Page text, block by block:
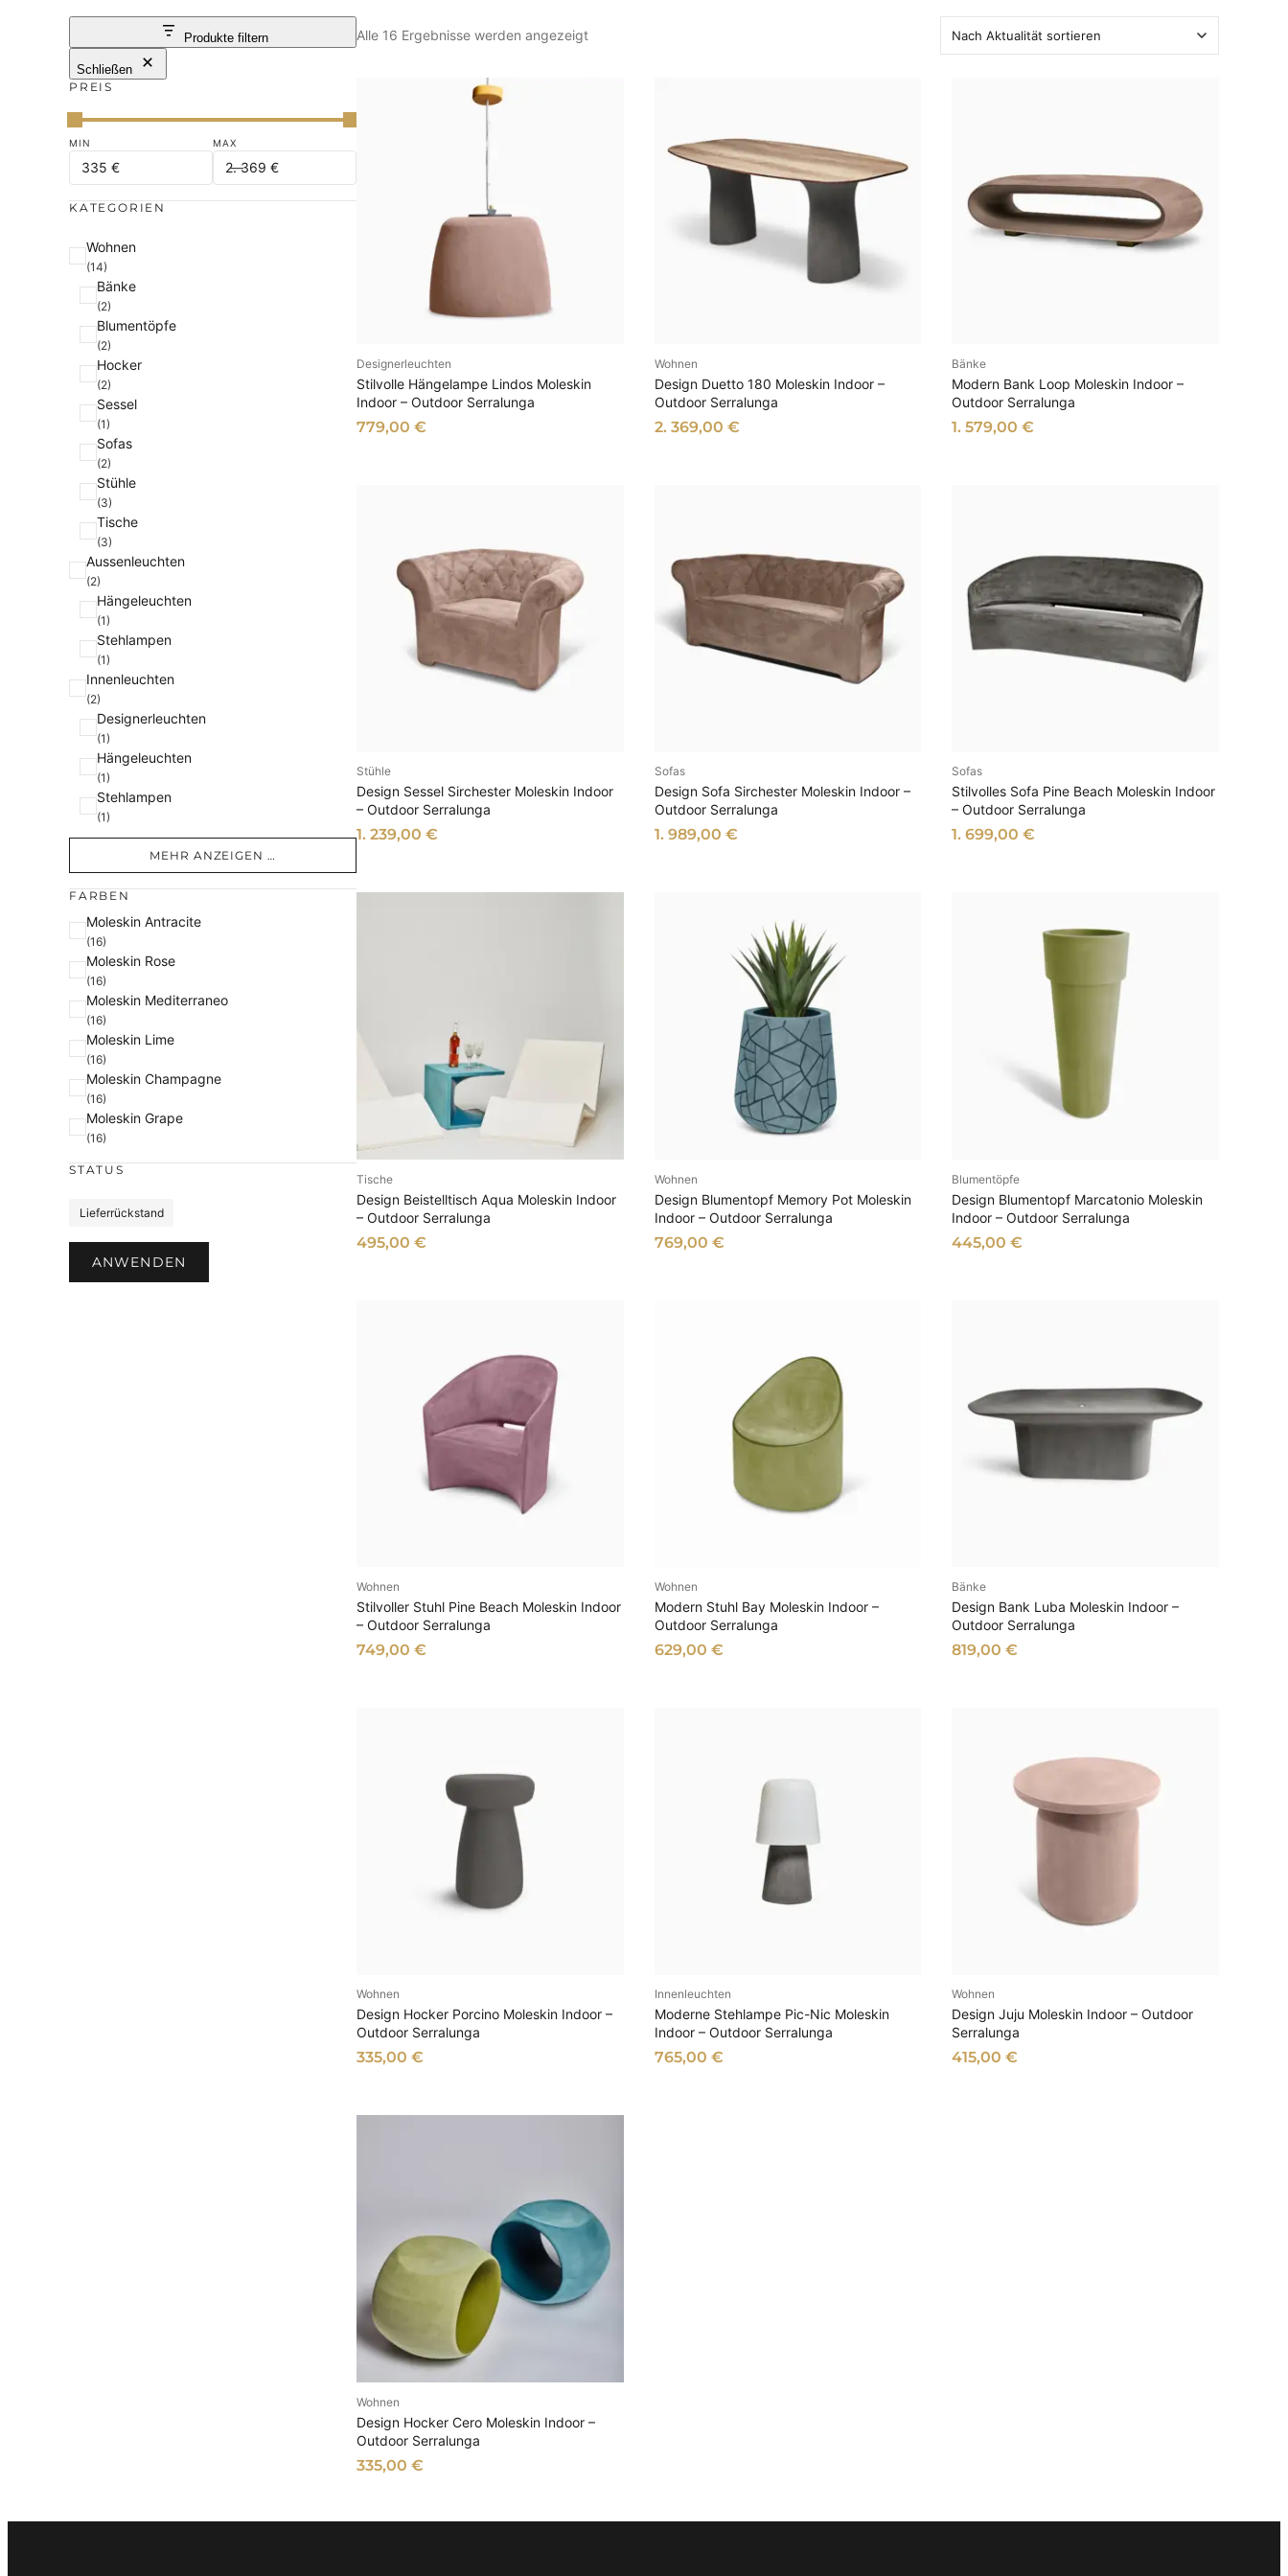
Produkte filtern
Schließen
PREIS
KATEGORIEN
K Wohnen
(14)
Bänke
(2)
Blumentöpfe
(2)
Hocker
(2)
Sessel
(1)
Sofas
(2)
Stühle
(3)
Tische
(3)
Aussenleuchten
(2)
Hängeleuchten
(1)
Stehlampen
(1)
Innenleuchten
(2)
Designerleuchten
(1)
Hängeleuchten
(1)
Stehlampen
(1)
MEHR ANZEIGEN …
FARBEN
F
e
Moleskin Antracite
(16)
Moleskin Rose
(16)
Moleskin Mediterraneo
(16)
Moleskin Lime
(16)
Moleskin Champagne
(16)
Moleskin Grape
(16)
STATUS
t
Lieferrückstand
ANWENDEN
Alle 16 Ergebnisse werden angezeigtN
t
Designerleuchten
Stilvolle Hängelampe Lindos Moleskin
Indoor – Outdoor Serralunga
779,00 €
AUSFÜHRUNG WÄHLEN Wohnen
Design Duetto 180 Moleskin Indoor –
Outdoor Serralunga
2. 369,00 €
Bänke
Modern Bank Loop Moleskin Indoor –
Outdoor Serralunga
1. 579,00€
Stühle
Design Sessel Sirchester Moleskin Indoor
– Outdoor Serralunga
1. 239,00 €
Sofas
Design Sofa Sirchester Moleskin Indoor –
Outdoor Serralunga
1. 989,00 €
Sofas
Stilvolles Sofa Pine Beach Moleskin Indoor
– Outdoor Serralunga
1. 699,00€
Tische
Design Beistelltisch Aqua Moleskin Indoor
– Outdoor Serralunga
495,00 €
Wohnen
Design Blumentopf Memory Pot Moleskin
Indoor – Outdoor Serralunga
769,00 €
Blumentöpfe
Design Blumentopf Marcatonio Moleskin
Indoor – Outdoor Serralunga
445,00€
AUSFÜHRUNG WÄHLEN
Wohnen
Stilvoller Stuhl Pine Beach Moleskin Indoor
– Outdoor Serralunga
749,00 €
Wohnen
Modern Stuhl Bay Moleskin Indoor –
Outdoor Serralunga
629,00 €
Bänke
Design Bank Luba Moleskin Indoor –
Outdoor Serralunga
819,00€
Wohnen
Design Hocker Porcino Moleskin Indoor –
Outdoor Serralunga
335,00 €
Innenleuchten
Moderne Stehlampe Pic-Nic Moleskin
Indoor – Outdoor Serralunga
765,00 €
AUSFÜHRUNG WÄHLEN Wohnen
Design Juju Moleskin Indoor – Outdoor
Serralunga
415,00€
Wohnen
Design Hocker Cero Moleskin Indoor –
Outdoor Serralunga
335,00 €